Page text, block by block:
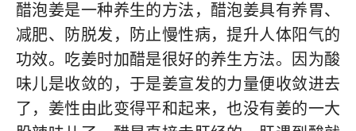
醋泡姜是一种养生的方法，醋泡姜具有养胃、
减肥、防脱发，防止慢性病，提升人体阳气的
功效。吃姜时加醋是很好的养生方法。因为酸
味儿是收敛的，于是姜宣发的力量便收敛进去
了，姜性由此变得平和起来，也没有姜的一大